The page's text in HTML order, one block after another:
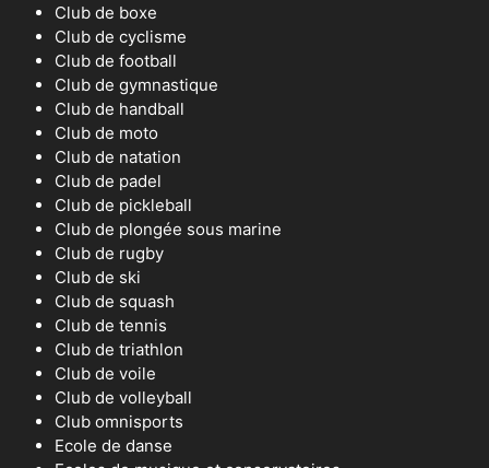
Club de boxe
Club de cyclisme
Club de football
Club de gymnastique
Club de handball
Club de moto
Club de natation
Club de padel
Club de pickleball
Club de plongée sous marine
Club de rugby
Club de ski
Club de squash
Club de tennis
Club de triathlon
Club de voile
Club de volleyball
Club omnisports
Ecole de danse